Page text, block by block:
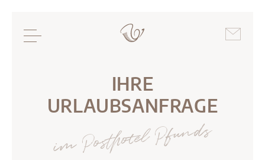
IHRE
URLAUBSANFRAGE
im Posthotel Pfunds